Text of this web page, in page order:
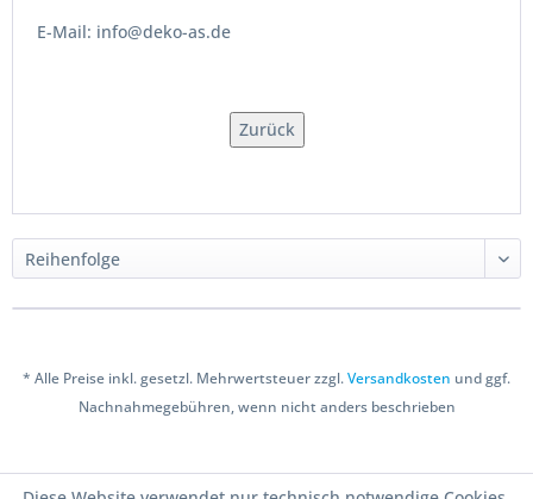
E-Mail: info@deko-as.de
Zurück
* Alle Preise inkl. gesetzl. Mehrwertsteuer zzgl.Versandkosten und ggf.
Nachnahmegebühren, wenn nicht anders beschrieben